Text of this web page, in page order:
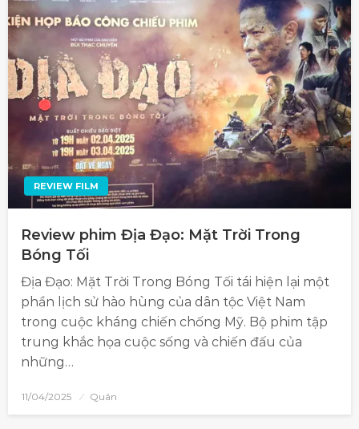
REVIEW FILM
Review phim Địa Đạo: Mặt Trời Trong
Bóng Tối
Địa Đạo: Mặt Trời Trong Bóng Tối tái hiện lại một
phần lịch sử hào hùng của dân tộc Việt Nam
trong cuộc kháng chiến chống Mỹ. Bộ phim tập
trung khắc họa cuộc sống và chiến đấu của
những…
11/04/2025 Quân